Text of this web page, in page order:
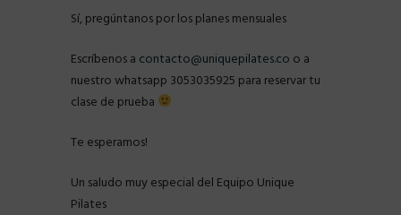
Sí, pregúntanos por los planes mensuales
Escríbenos a contacto@uniquepilates.co o a
nuestro whatsapp 3053035925 para reservar tu
clase de prueba
Te esperamos!
Un saludo muy especial del Equipo Unique
Pilates